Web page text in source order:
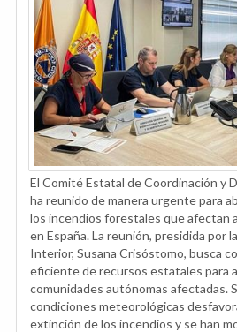
El Comité Estatal de Coordinación y
ha reunido de manera urgente para
los incendios forestales que afectan
en España. La reunión, presidida por
Interior, Susana Crisóstomo, busca
eficiente de recursos estatales para
comunidades autónomas afectadas.
condiciones meteorológicas
extinción de los incendios y se han